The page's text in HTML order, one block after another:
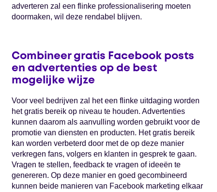
adverteren zal een flinke professionalisering moeten
doormaken, wil deze rendabel blijven.
Combineer gratis Facebook posts
en advertenties op de best
mogelijke wijze
Voor veel bedrijven zal het een flinke uitdaging worden
het gratis bereik op niveau te houden. Advertenties
kunnen daarom als aanvulling worden gebruikt voor de
promotie van diensten en producten. Het gratis bereik
kan worden verbeterd door met de op deze manier
verkregen fans, volgers en klanten in gesprek te gaan.
Vragen te stellen, feedback te vragen of ideeën te
genereren. Op deze manier en goed gecombineerd
kunnen beide manieren van Facebook marketing elkaar